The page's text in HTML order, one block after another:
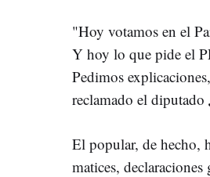
"Hoy votamos en el
Y hoy lo que pide el
Pedimos
reclamado el diputado
El popular, de hecho,
matices,